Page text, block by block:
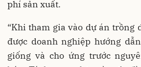
phí sản xuất.
“Khi tham gia vào dự án trồng
được doanh nghiệp hướng
giống và cho ứng trước